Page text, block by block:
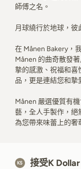
師傅之名。
月球繞行於地球，彼
在 Månen Bakery，
Månen 的曲奇散發
摯的感激、祝福和喜
品，更是連結您和摯
Månen 嚴選優質有
藝，全人手製作，絕
為您帶來味蕾上的奢
接受K Dollar